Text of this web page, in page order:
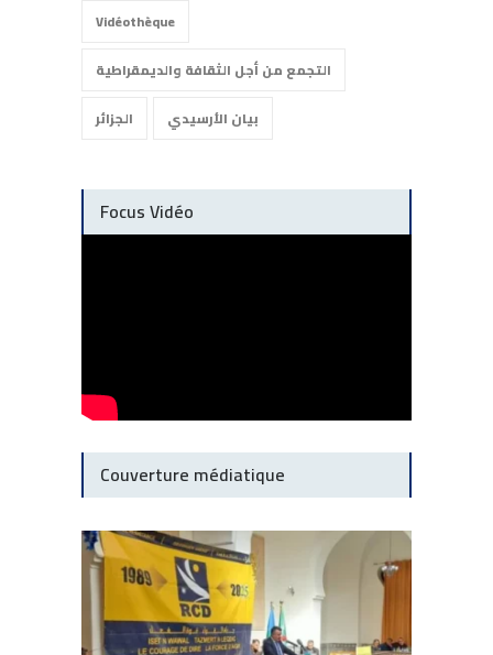
Vidéothèque
التجمع من أجل الثقافة والديمقراطية
الجزائر
بيان الأرسيدي
Focus Vidéo
Couverture médiatique